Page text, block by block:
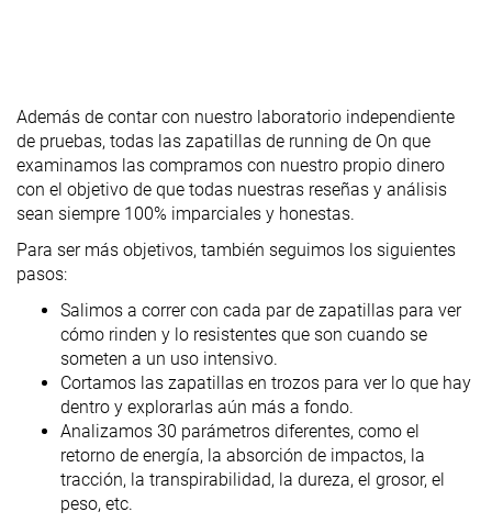
Además de contar con nuestro laboratorio independiente
de pruebas, todas las zapatillas de running de On que
examinamos las compramos con nuestro propio dinero
con el objetivo de que todas nuestras reseñas y análisis
sean siempre 100% imparciales y honestas.
Para ser más objetivos, también seguimos los siguientes
pasos:
Salimos a correr con cada par de zapatillas para ver
cómo rinden y lo resistentes que son cuando se
someten a un uso intensivo.
Cortamos las zapatillas en trozos para ver lo que hay
dentro y explorarlas aún más a fondo.
Analizamos 30 parámetros diferentes, como el
retorno de energía, la absorción de impactos, la
tracción, la transpirabilidad, la dureza, el grosor, el
peso, etc.